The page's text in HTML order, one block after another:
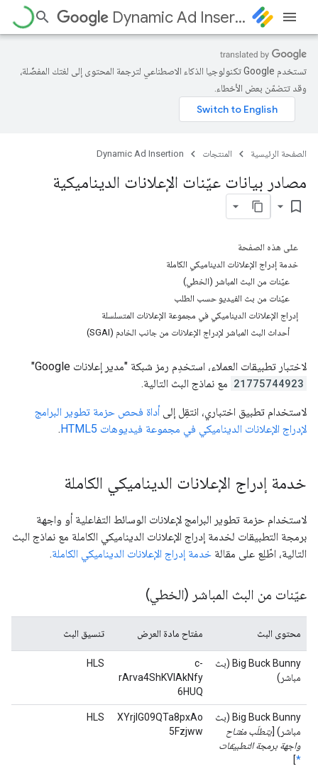
Dynamic Ad Insertion
تستخدم Google تكنولوجيا الذكاء الاصطناعي لترجمة المحتوى إلى لغتك المفضّلة،
وقد تتضمّن بعض الأخطاء.
الصفحة الرئيسية المنتجات Dynamic Ad Insertion
مصادر بيانات عيّنات الإعلانات الديناميكية
bookmark_border
على هذه الصفحة
خدمة إدراج الإعلانات الديناميكي الكاملة
عيّنات من البث المباشر (الخطي)
عيّنات من بث الفيديو حسب الطلب
إدراج الإعلانات الديناميكي في مجموعة الإعلانات المتسلسلة
أحداث البث المباشر لإدراج الإعلانات من جانب الخادم (SGAI)
لاختبار تطبيقات العملاء، استخدِم رمز شبكة "مدير إعلانات Google"
21775744923 مع نماذج البث التالية.
لاستخدام تطبيق اختباري، انتقِل إلىأداة فحص حزمة تطوير البرامج
لإدراج الإعلانات الديناميكي في مجموعة فيديوهات HTML5
.
خدمة إدراج الإعلانات الديناميكي الكاملة
لاستخدام حزمة تطوير البرامج لإعلانات الوسائط التفاعلية أو واجهة
برمجة التطبيقات لخدمة إدراج الإعلانات الديناميكي الكاملة مع نماذج البث
التالية، اطّلِع على مقالة خدمة إدراج الإعلانات الديناميكي الكاملة.
عيّنات من البث المباشر (الخطي)
محتوى البث مفتاح مادة العرض تنسيق البث
Big Buck Bunny (بث
مباشر)
c-
rArva4ShKVIAkNfy
6HUQ
HLS
Big Buck Bunny (بث
مباشر) [يتطلّب مفتاح
واجهة برمجة التطبيقات
*
]
XYrjlG09QTa8pxAo
5Fzjww
HLS